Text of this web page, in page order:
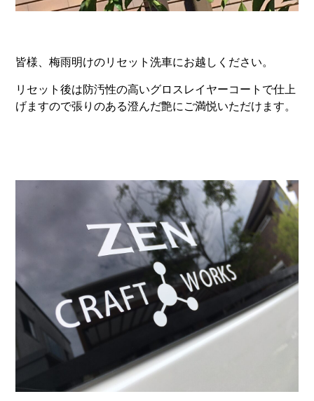
皆様、梅雨明けのリセット洗車にお越しください。
リセット後は防汚性の高いグロスレイヤーコートで仕上
げますので張りのある澄んだ艶にご満悦いただけます。